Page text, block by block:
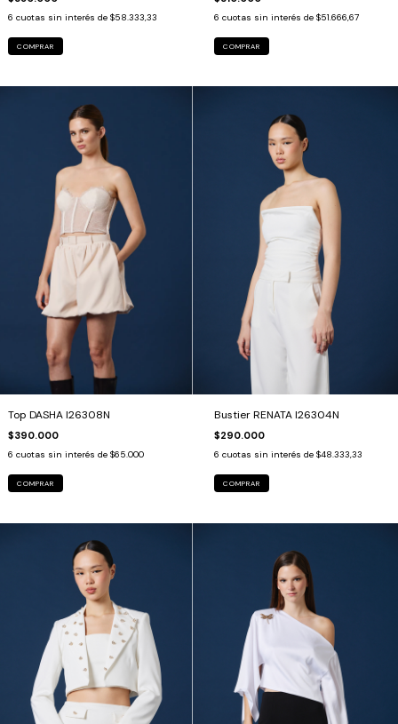
6 cuotas sin interés de $58.333,33
COMPRAR
6 cuotas sin interés de $51.666,67
COMPRAR
Top DASHA I26308N
$390.000
6 cuotas sin interés de $65.000
COMPRAR
Bustier RENATA I26304N
$290.000
6 cuotas sin interés de $48.333,33
COMPRAR